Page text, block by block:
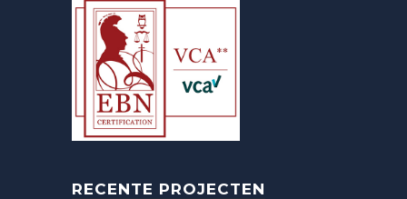
RECENTE PROJECTEN